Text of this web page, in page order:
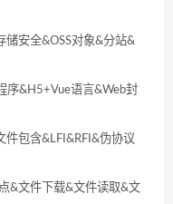
安全&OSS对象&分站&
序&H5+Vue语言&Web封
包含&LFI&RFI&伪协议
&文件下载&文件读取&文